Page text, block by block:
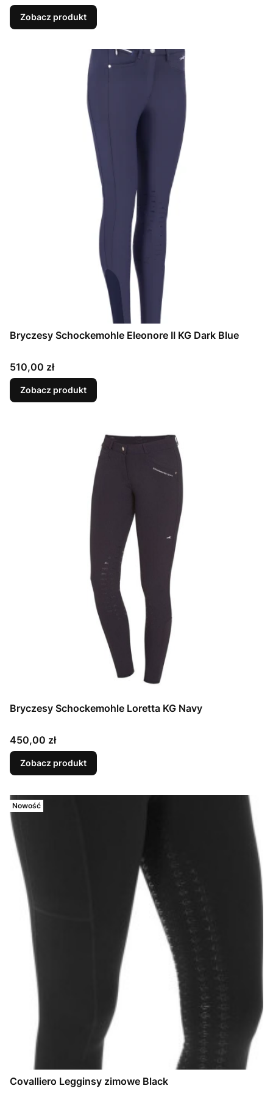
Zobacz produkt
Bryczesy Schockemohle Eleonore II KG Dark Blue
Cena
510,00 zł
Zobacz produkt
Bryczesy Schockemohle Loretta KG Navy
Cena
450,00 zł
Zobacz produkt
Nowość
Covalliero Legginsy zimowe Black